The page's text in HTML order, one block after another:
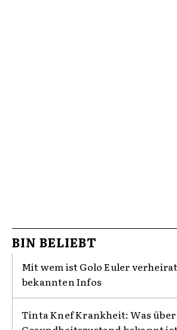
BIN BELIEBT
Mit wem ist Golo Euler
bekannten Infos
Tinta Knef Krankheit: Was